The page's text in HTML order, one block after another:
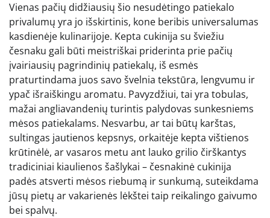
Vienas pačių didžiausių šio nesudėtingo patiekalo
privalumų yra jo išskirtinis, kone beribis universalumas
kasdienėje kulinarijoje. Kepta cukinija su šviežiu
česnaku gali būti meistriškai priderinta prie pačių
įvairiausių pagrindinių patiekalų, iš esmės
praturtindama juos savo švelnia tekstūra, lengvumu ir
ypač išraiškingu aromatu. Pavyzdžiui, tai yra tobulas,
mažai angliavandenių turintis palydovas sunkesniems
mėsos patiekalams. Nesvarbu, ar tai būtų karštas,
sultingas jautienos kepsnys, orkaitėje kepta vištienos
krūtinėlė, ar vasaros metu ant lauko grilio čirškantys
tradiciniai kiaulienos šašlykai – česnakinė cukinija
padės atsverti mėsos riebumą ir sunkumą, suteikdama
jūsų pietų ar vakarienės lėkštei taip reikalingo gaivumo
bei spalvų.